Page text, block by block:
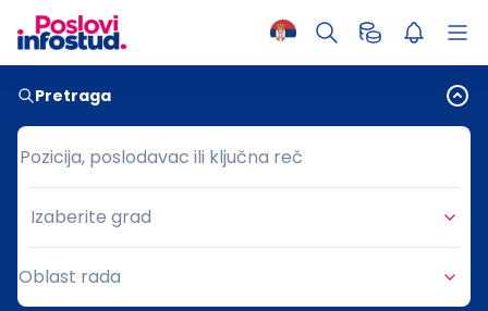
Pretraga
Pozicija, poslodavac ili ključna reč
Pozicija, poslodavac ili ključna reč
Grad
Izaberite grad
Oblast rada